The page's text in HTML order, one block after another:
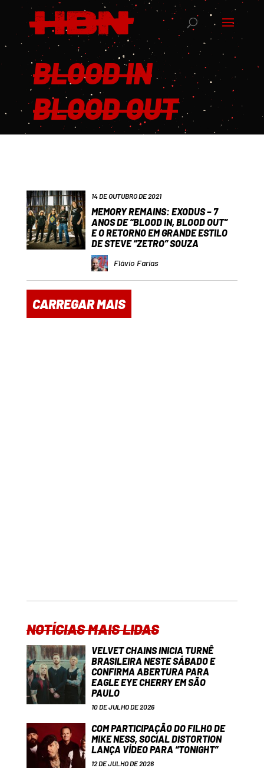
BLOOD IN
BLOOD OUT
14 DE OUTUBRO DE 2021
MEMORY REMAINS: EXODUS – 7
ANOS DE “BLOOD IN, BLOOD OUT”
E O RETORNO EM GRANDE ESTILO
DE STEVE “ZETRO” SOUZA
Flávio Farias
CARREGAR MAIS
NOTÍCIAS MAIS LIDAS
VELVET CHAINS INICIA TURNÊ
BRASILEIRA NESTE SÁBADO E
CONFIRMA ABERTURA PARA
EAGLE EYE CHERRY EM SÃO
PAULO
10 DE JULHO DE 2026
COM PARTICIPAÇÃO DO FILHO DE
MIKE NESS, SOCIAL DISTORTION
LANÇA VÍDEO PARA “TONIGHT”
12 DE JULHO DE 2026